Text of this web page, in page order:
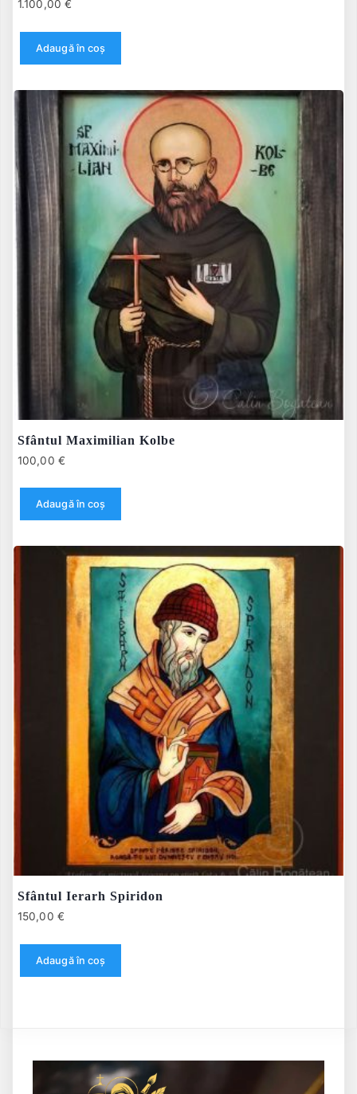
1.100,00 €
Adaugă în coș
Sfântul Maximilian Kolbe
100,00 €
Adaugă în coș
Sfântul Ierarh Spiridon
150,00 €
Adaugă în coș